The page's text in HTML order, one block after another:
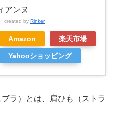
アンヌ
created by Rinker
Amazon 楽天市場
Yahooショッピング
ラ）とは、肩ひも（ストラ